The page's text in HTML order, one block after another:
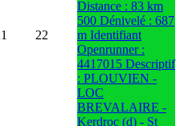
22
Distance : 83 km
500 Dénivelé : 687
m Identifiant
Openrunner :
4417015 Descriptif
: PLOUVIEN -
LOC
BREVALAIRE -
Kerdroc (d) - St